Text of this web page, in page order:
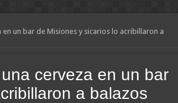
un bar de Misiones y sicarios lo acribillaron a
cerveza en un bar
a balazos